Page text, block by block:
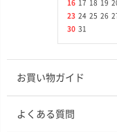
16 17 18 19
23 24 25 26
30 31
お買い物ガイド
よくある質問